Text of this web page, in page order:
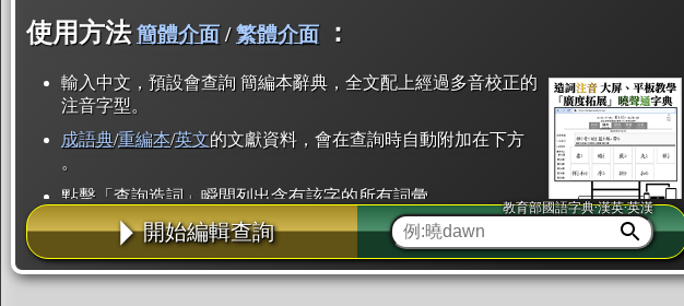
使用方法 簡體介面/繁體介面 ：
輸入中文，預設會查詢 簡編本辭典，全文配上經過多音校正的
注音字型。
成語典/重編本/英文的文獻資料，會在查詢時自動附加在下方
。
點擊「查詢造詞」瞬間列出含有該字的所有詞彙。
點「部首」瞬間列出所有「同部首字」。也支援查詢「同注音」或「同筆畫」。
辭典解釋的全文都經過自動斷詞，點擊便可瞬間「連續查詢」此字詞的解釋，不
用手動重複輸入。
開始編輯查詢
教育部國語字典·漢英·英漢